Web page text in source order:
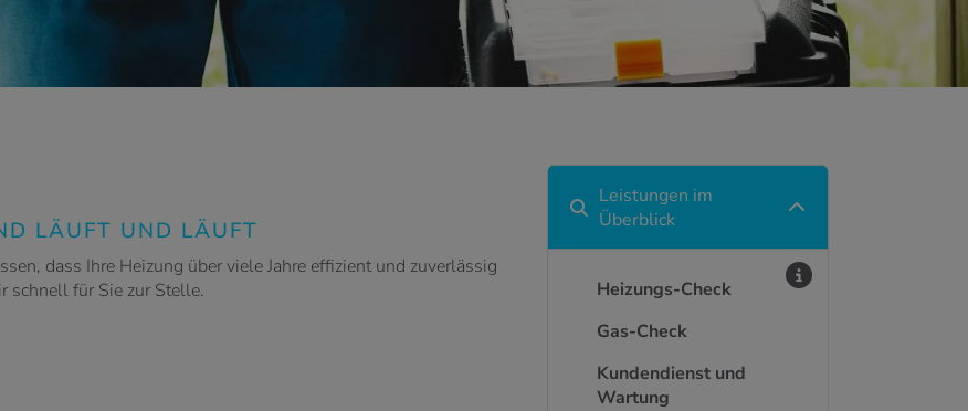
LÄUFT UND LÄUFT
dass Ihre Heizung über viele Jahre effizient und zuverlässig
schnell für Sie zur Stelle.
Leistungen im
Überblick
Heizungs-Check
Gas-Check
Kundendienst und
Wartung